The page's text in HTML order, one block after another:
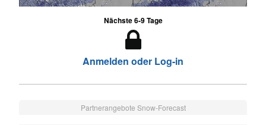
Nächste 6-9 Tage
Anmelden oder Log-in
Partnerangebote Snow-Forecast